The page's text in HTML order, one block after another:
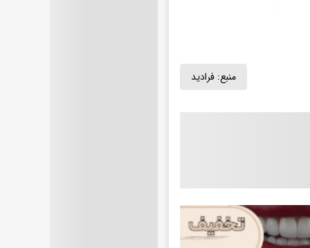
منبع: فرادید